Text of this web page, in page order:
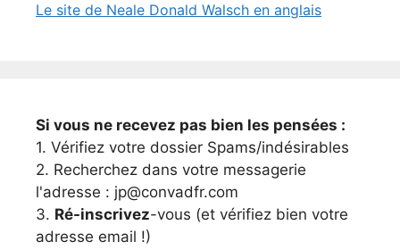
Le site de Neale Donald Walsch en anglais
Si vous ne recevez pas bien les pensées :
1. Vérifiez votre dossier Spams/indésirables
2. Recherchez dans votre messagerie
l'adresse : jp@convadfr.com
3. Ré-inscrivez-vous (et vérifiez bien votre
adresse email !)